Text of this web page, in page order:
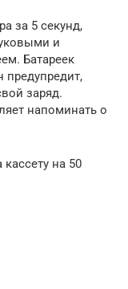
за 5 секунд,
и
Батареек
предупредит,
заряд.
напоминать о
на 50